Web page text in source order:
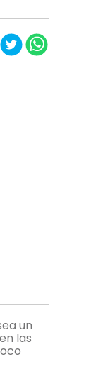
un
las